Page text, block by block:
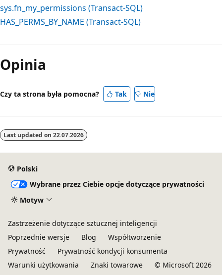
sys.fn_my_permissions (Transact-SQL)
HAS_PERMS_BY_NAME (Transact-SQL)
Opinia
Czy ta strona była pomocna? Tak Nie
Last updated on 22.07.2026
Polski
Wybrane przez Ciebie opcje dotyczące prywatności
Motyw
Zastrzeżenie dotyczące sztucznej inteligencji
Poprzednie wersje
Blog
Współtworzenie
Prywatność
Prywatność kondycji konsumenta
Warunki użytkowania
Znaki towarowe © Microsoft 2026